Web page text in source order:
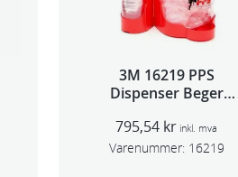
3M 16219 PPS
Dispenser Beger
795,54 kr inkl. mva
Varenummer: 16219